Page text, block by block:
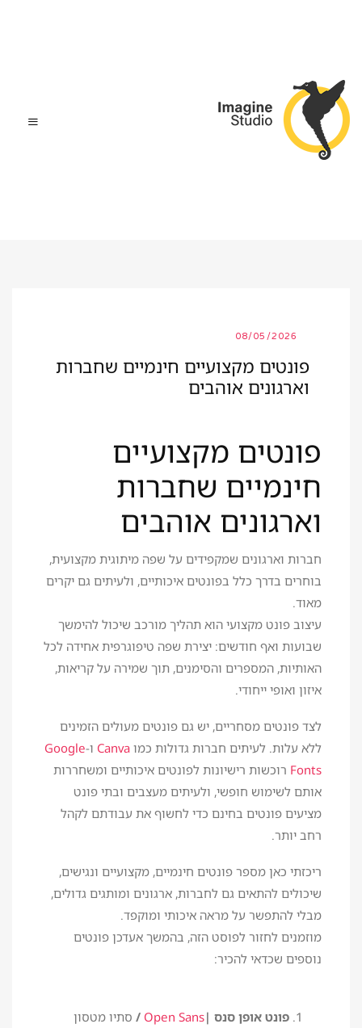
08/05/2026
פונטים מקצועיים חינמיים שחברות
וארגונים אוהבים
פונטים מקצועיים
חינמיים שחברות
וארגונים אוהבים
חברות וארגונים שמקפידים על שפה מיתוגית מקצועית,
בוחרים בדרך כלל בפונטים איכותיים, ולעיתים גם יקרים
מאוד.
עיצוב פונט מקצועי הוא תהליך מורכב שיכול להימשך
שבועות ואף חודשים: יצירת שפה טיפוגרפית אחידה לכל
האותיות, המספרים והסימנים, תוך שמירה על קריאות,
איזון ואופי ייחודי.
לצד פונטים מסחריים, יש גם פונטים מעולים הזמינים
ללא עלות. לעיתים חברות גדולות כמו Canva ו-Google
Fonts רוכשות רישיונות לפונטים איכותיים ומשחררות
אותם לשימוש חופשי, ולעיתים מעצבים ובתי פונט
מציעים פונטים בחינם כדי לחשוף את עבודתם לקהל
רחב יותר.
ריכזתי כאן מספר פונטים חינמיים, מקצועיים ונגישים,
שיכולים להתאים גם לחברות, ארגונים ומותגים גדולים,
מבלי להתפשר על מראה איכותי ומוקפד.
מוזמנים לחזור לפוסט הזה, בהמשך אעדכן פונטים
נוספים שכדאי להכיר:
פונט אופן סנס |Open Sans
/ סתיו מטסון